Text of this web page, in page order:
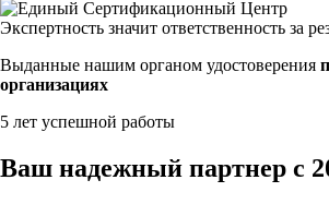
Экспертность значит ответственность за
Выданные нашим органом удостоверения
организациях
5 лет успешной работы
Ваш надежный партнер с